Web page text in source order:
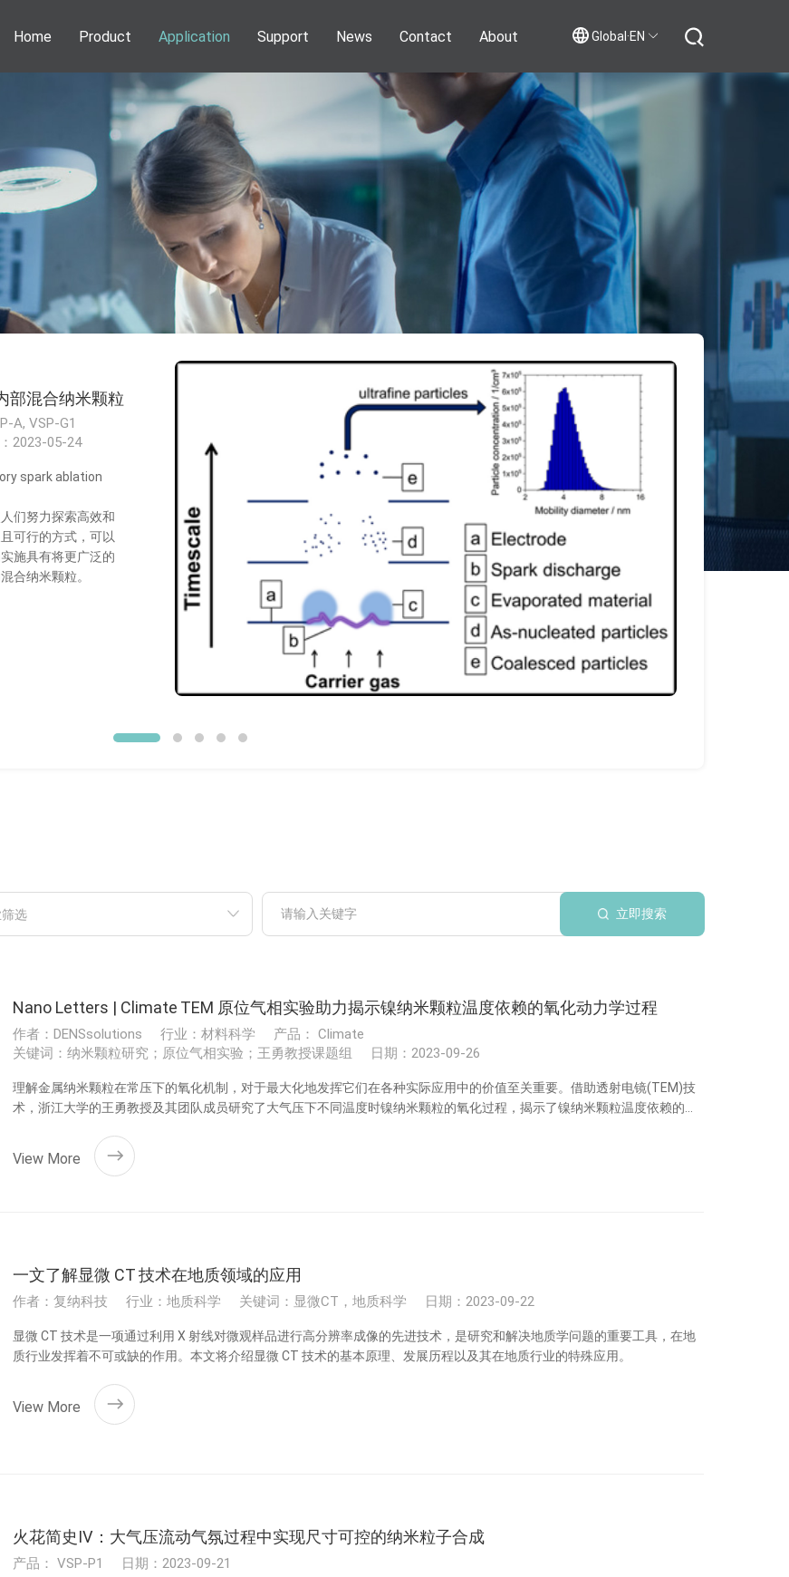
Global·EN
Home Product
Phenom Desktop SEM
NEOSCAN Micro CT
DENSsolutions In-Situ Solutions
VSParticle Nanoparticle Solutions
Forge Nano PALD
Technoorg Linda Ion Milling
Application
Application
Publications
Support
Download
News Contact
Contact Us
Join Us
About
部混合纳米颗粒
A, VSP-G1
2023-05-24
spark ablation
们努力探索高效和
可行的方式，可以
施具有将更广泛的
合纳米颗粒。
干法膜
日期：
动的气氛
进行气溶
选 立即搜索
Nano Letters | Climate TEM 原位气相实验助力揭示镍纳米颗粒温度依赖的氧化动力学过程
作者：DENSsolutions 行业：材料科学
产品： Climate
关键词：纳米颗粒研究；原位气相实验；王勇教授课题组
日期：2023-09-26
理解金属纳米颗粒在常压下的氧化机制，对于最大化地发挥它们在各种实际应用中的价值至关重要。借助透射电镜(TEM)技
术，浙江大学的王勇教授及其团队成员研究了大气压下不同温度时镍纳米颗粒的氧化过程，揭示了镍纳米颗粒温度依赖的氧
Pressure Transmission Electron Microscopy" 为题发表在国际期刊《 Nano Letters》上。
View More
一文了解显微 CT 技术在地质领域的应用
作者：复纳科技 行业：地质科学 关键词：显微CT，地质科学 日期：2023-09-22
显微 CT 技术是一项通过利用 X 射线对微观样品进行高分辨率成像的先进技术，是研究和解决地质学问题的重要工具，在地
质行业发挥着不可或缺的作用。本文将介绍显微 CT 技术的基本原理、发展历程以及其在地质行业的特殊应用。
View More
火花简史Ⅳ：大气压流动气氛过程中实现尺寸可控的纳米粒子合成
产品： VSP-P1 日期：2023-09-21